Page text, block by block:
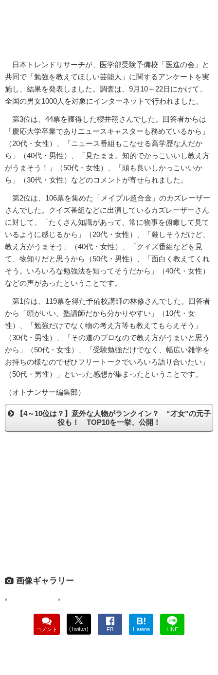
日本トレンドリサーチが、医学部受験予備校「医進の会」と
共同で「勉強を教えてほしい芸能人」に関するアンケートを実
施し、結果を発表しました。調査は、9月10～22日にかけて、
全国の男女1000人を対象にインターネットで行われました。
第3位は、44票を獲得した櫻井翔さんでした。回答者からは
「慶応大学卒業でありニュースキャスターも務めているから」
（20代・女性）、「ニュース番組もこなせる高学歴な人だか
ら」（40代・男性）、「見たまま。知的でかっこいいし教え方
がうまそう！」（50代・女性）、「頭も良いしかっこいいか
ら」（30代・女性）などのコメントが寄せられました。
第2位は、106票を集めた「メイプル超合金」のカズレーザー
さんでした。クイズ番組などに出演しているカズレーザーさん
に対して、「たくさん知識があって、常に物事を俯瞰して見て
いるように感じるから」（20代・女性）、「厳しそうだけど、
教え方がうまそう」（40代・女性）、「クイズ番組などを見
て、物知りだと思うから（50代・男性）、「面白く教えてくれ
そう。いろいろな勉強法を知ってそうだから」（40代・女性）
などの声があったということです。
第1位は、119票を得た予備校講師の林修さんでした。回答者
から「頭がいい。塾講師だから分かりやすい」（10代・女
性）、「勉強だけでなく物の考え方等も教えてもらえそう」
（30代・男性）、「その道のプロなので教え方がうまいと思う
から」（50代・女性）、「受験勉強だけでなく、幅広い雑学を
お持ちの様なのでぜひフリートークでいろいろ語り合いたい」
（50代・男性）」といった感想が集まったということです。
（オトナンサー編集部）
【4～10位は？】意外な人物がランクイン？ “才女”の元子
役も！ TOP10を一挙、公開！
画像ギャラリー
コメント (Twitter) FB
B!
Hatena LINE